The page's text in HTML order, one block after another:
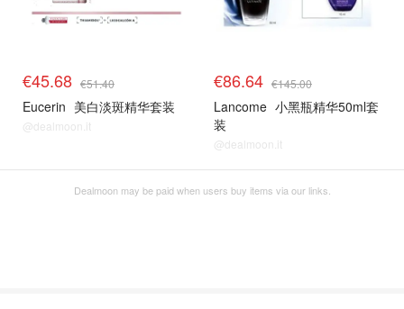
€45.68 €51.40
Eucerin 美白淡斑精华套装
@dealmoon.it
€86.64 €145.00
Lancome 小黑瓶精华50ml套
装
@dealmoon.it
Dealmoon may be paid when users buy items via our links.